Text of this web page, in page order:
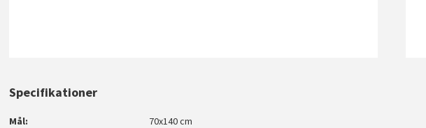
Specifikationer
Mål 70x140 cm